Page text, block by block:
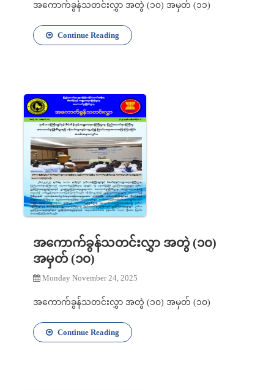
အကောက်ခွန်သတင်းလွှာ အတွဲ (၁၀) အမှတ် (၁၁)
Continue Reading
အကောက်ခွန်သတင်းလွှာ အတွဲ (၁၀)
အမှတ် (၁၀)
Monday November 24, 2025
အကောက်ခွန်သတင်းလွှာ အတွဲ (၁၀) အမှတ် (၁၀)
Continue Reading